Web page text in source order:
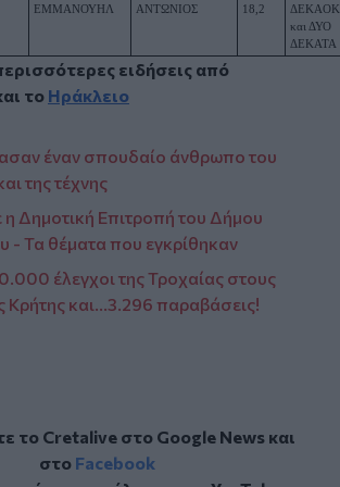
ΕΜΜΑΝΟΥΗΛ ΑΝΤΩΝΙΟΣ 18,2
και ΔΥΟ
ΔΕΚΑΤΑ
ειδήσεις από
το Ηράκλειο
έναν σπουδαίο άνθρωπο του
της τέχνης
η Δημοτική Επιτροπή του Δήμου
- Τα θέματα που εγκρίθηκαν
έλεγχοι της Τροχαίας στους
Κρήτης και...3.296 παραβάσεις!
το Cretalive στο Google Newsκαι
στο Facebook